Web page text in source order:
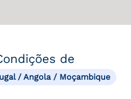
de
/ Angola / Moçambique